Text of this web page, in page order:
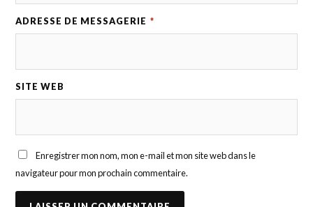
ADRESSE DE MESSAGERIE *
SITE WEB
Enregistrer mon nom, mon e-mail et mon site web dans le
navigateur pour mon prochain commentaire.